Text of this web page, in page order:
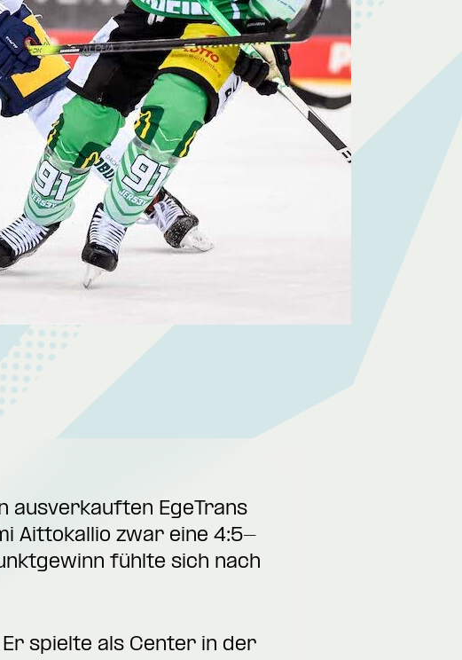
ausverkauften EgeTrans
Aittokallio zwar eine 4:5-
fühlte sich nach
spielte als Center in der